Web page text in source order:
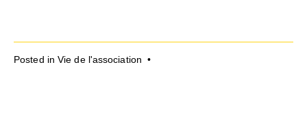
Posted in Vie de l'association •